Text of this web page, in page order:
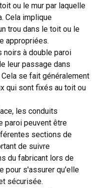
ou le mur par laquelle
Cela implique
trou dans le toit ou le
appropriées.
noirs à double paroi
leur passage dans
Cela se fait généralement
qui sont fixés au toit ou
les conduits
paroi peuvent être
sections de
de suivre
du fabricant lors de
pour s'assurer qu'elle
sécurisée.